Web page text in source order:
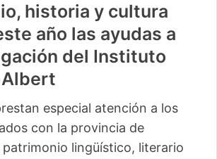
historia y cultura
año las ayudas a
del Instituto
especial atención a los
con la provincia de
patrimonio lingüístico, literario